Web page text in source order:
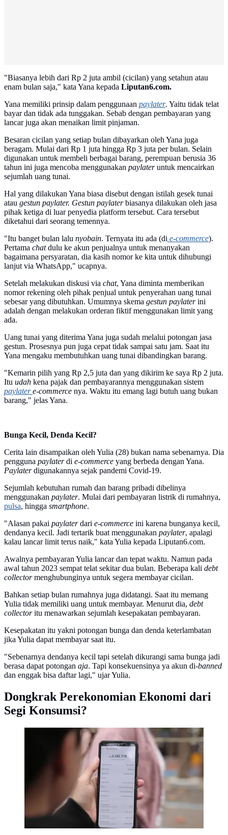
"Biasanya lebih dari Rp 2 juta ambil (cicilan) yang setahun atau
enam bulan saja," kata Yana kepada Liputan6.com.
Yana memiliki prinsip dalam penggunaan paylater. Yaitu tidak telat
bayar dan tidak ada tunggakan. Sebab dengan pembayaran yang
lancar juga akan menaikan limit pinjaman.
Besaran cicilan yang setiap bulan dibayarkan oleh Yana juga
beragam. Mulai dari Rp 1 juta hingga Rp 3 juta per bulan. Selain
digunakan untuk membeli berbagai barang, perempuan berusia 36
tahun ini juga mencoba menggunakan paylateruntuk mencairkan
sejumlah uang tunai.
Hal yang dilakukan Yana biasa disebut dengan istilah gesek tunai
atau gestun paylater. Gestun paylaterbiasanya dilakukan oleh jasa
pihak ketiga di luar penyedia platform tersebut. Cara tersebut
diketahui dari seorang temennya.
"Itu banget bulan lalu nyobain. Ternyata itu ada (di e-commerce).
Pertama chatdulu ke akun penjualnya untuk menanyakan
bagaimana persyaratan, dia kasih nomor ke kita untuk dihubungi
lanjut via WhatsApp," ucapnya.
Setelah melakukan diskusi via chat, Yana diminta memberikan
nomor rekening oleh pihak penjual untuk penyerahan uang tunai
sebesar yang dibutuhkan. Umumnya skema gestun paylaterini
adalah dengan melakukan orderan fiktif menggunakan limit yang
ada.
Uang tunai yang diterima Yana juga sudah melalui potongan jasa
gestun. Prosesnya pun juga cepat tidak sampai satu jam. Saat itu
Yana mengaku membutuhkan uang tunai dibandingkan barang.
"Kemarin pilih yang Rp 2,5 juta dan yang dikirim ke saya Rp 2 juta.
Itu udah kena pajak dan pembayarannya menggunakan sistem
paylater e-commerce nya. Waktu itu emang lagi butuh uang bukan
barang," jelas Yana.
Bunga Kecil, Denda Kecil?
Cerita lain disampaikan oleh Yulia (28) bukan nama sebenarnya. Dia
pengguna paylaterdi e-commerce yang berbeda dengan Yana.
Paylaterdigunakannya sejak pandemi Covid-19.
Sejumlah kebutuhan rumah dan barang pribadi dibelinya
menggunakan paylater. Mulai dari pembayaran listrik di rumahnya,
pulsa, hingga smartphone.
"Alasan pakai paylaterdari e-commerce ini karena bunganya kecil,
dendanya kecil. Jadi tertarik buat menggunakan paylater, apalagi
kalau lancar limit terus naik," kata Yulia kepada Liputan6.com.
Awalnya pembayaran Yulia lancar dan tepat waktu. Namun pada
awal tahun 2023 sempat telat sekitar dua bulan. Beberapa kali debt
collectormenghubunginya untuk segera membayar cicilan.
Bahkan setiap bulan rumahnya juga didatangi. Saat itu memang
Yulia tidak memiliki uang untuk membayar. Menurut dia, debt
collectoritu menawarkan sejumlah kesepakatan pembayaran.
Kesepakatan itu yakni potongan bunga dan denda keterlambatan
jika Yulia dapat membayar saat itu.
"Sebenarnya dendanya kecil tapi setelah dikurangi sama bunga jadi
berasa dapat potongan aja. Tapi konsekuensinya ya akun di-banned
dan enggak bisa daftar lagi," ujar Yulia.
Dongkrak Perekonomian Ekonomi dari
Segi Konsumsi?
Seseorang menunjukkan sejumlah tagihannya di
paylater salah satu di e-commerce. (Gempur M
Surya/Liputan6.com)